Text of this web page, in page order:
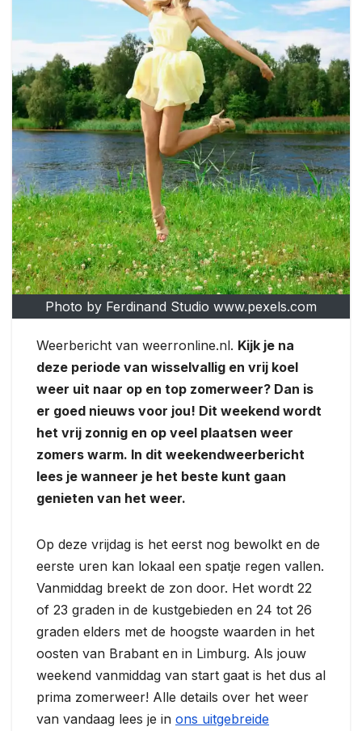
Photo by Ferdinand Studio www.pexels.com
Weerbericht van weerronline.nl. Kijk je na
deze periode van wisselvallig en vrij koel
weer uit naar op en top zomerweer? Dan is
er goed nieuws voor jou! Dit weekend wordt
het vrij zonnig en op veel plaatsen weer
zomers warm. In dit weekendweerbericht
lees je wanneer je het beste kunt gaan
genieten van het weer.
Op deze vrijdag is het eerst nog bewolkt en de
eerste uren kan lokaal een spatje regen vallen.
Vanmiddag breekt de zon door. Het wordt 22
of 23 graden in de kustgebieden en 24 tot 26
graden elders met de hoogste waarden in het
oosten van Brabant en in Limburg. Als jouw
weekend vanmiddag van start gaat is het dus al
prima zomerweer! Alle details over het weer
van vandaag lees je in ons uitgebreide